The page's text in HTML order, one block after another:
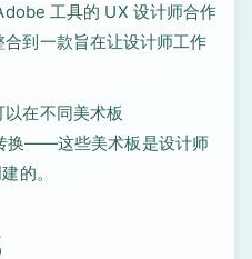
工具的 UX 设计师合作
到一款旨在让设计师工作
在不同美术板
换——这些美术板是设计师
的。